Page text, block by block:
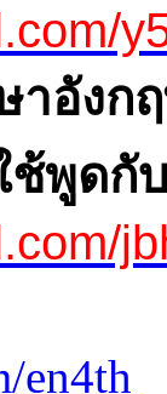
าอังก
พูดกั
en4th